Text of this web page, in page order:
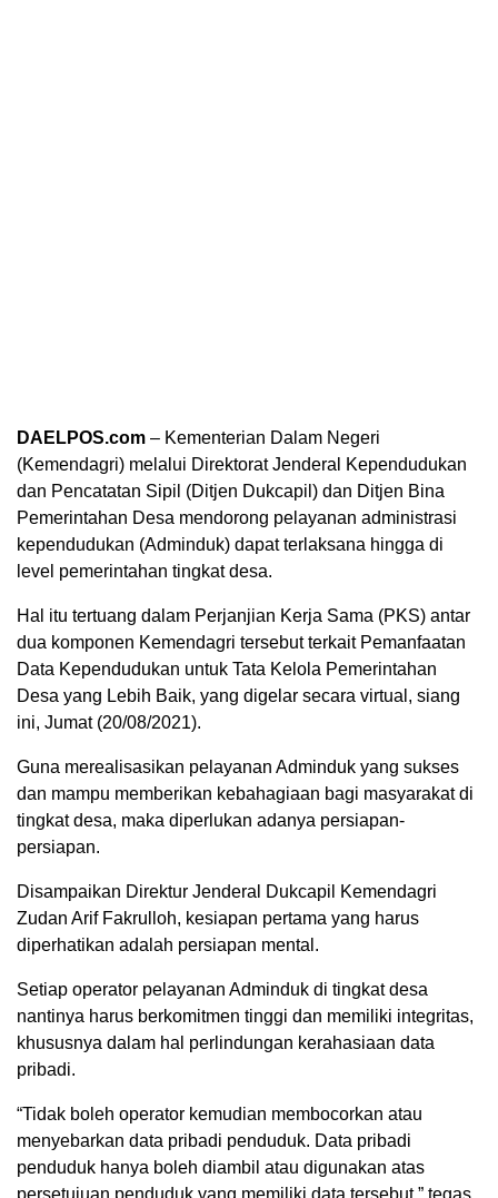
DAELPOS.com – Kementerian Dalam Negeri
(Kemendagri) melalui Direktorat Jenderal Kependudukan
dan Pencatatan Sipil (Ditjen Dukcapil) dan Ditjen Bina
Pemerintahan Desa mendorong pelayanan administrasi
kependudukan (Adminduk) dapat terlaksana hingga di
level pemerintahan tingkat desa.
Hal itu tertuang dalam Perjanjian Kerja Sama (PKS) antar
dua komponen Kemendagri tersebut terkait Pemanfaatan
Data Kependudukan untuk Tata Kelola Pemerintahan
Desa yang Lebih Baik, yang digelar secara virtual, siang
ini, Jumat (20/08/2021).
Guna merealisasikan pelayanan Adminduk yang sukses
dan mampu memberikan kebahagiaan bagi masyarakat di
tingkat desa, maka diperlukan adanya persiapan-
persiapan.
Disampaikan Direktur Jenderal Dukcapil Kemendagri
Zudan Arif Fakrulloh, kesiapan pertama yang harus
diperhatikan adalah persiapan mental.
Setiap operator pelayanan Adminduk di tingkat desa
nantinya harus berkomitmen tinggi dan memiliki integritas,
khususnya dalam hal perlindungan kerahasiaan data
pribadi.
“Tidak boleh operator kemudian membocorkan atau
menyebarkan data pribadi penduduk. Data pribadi
penduduk hanya boleh diambil atau digunakan atas
persetujuan penduduk yang memiliki data tersebut,” tegas